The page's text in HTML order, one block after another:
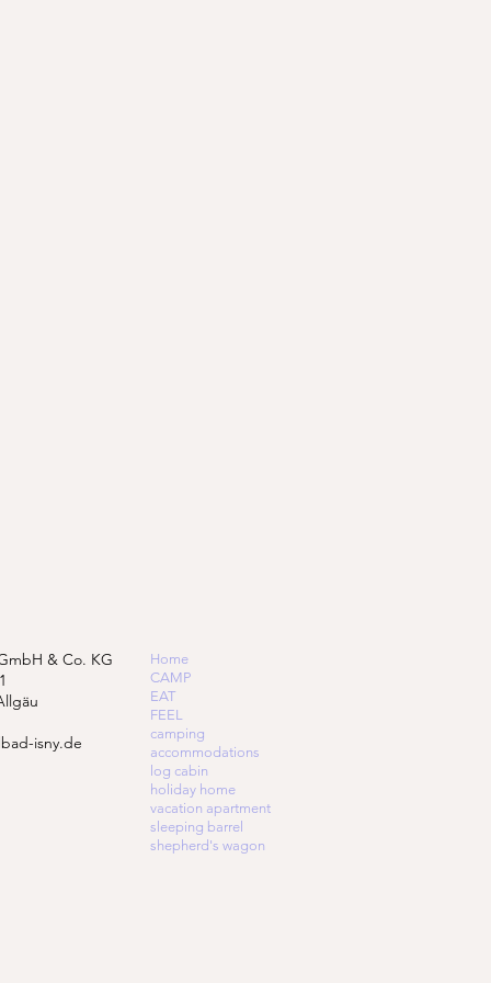
& Co. KG
isny.de
Home
CAMP
EAT
FEEL
camping
accommodations
log cabin
holiday home
vacation apartment
sleeping barrel
shepherd's wagon